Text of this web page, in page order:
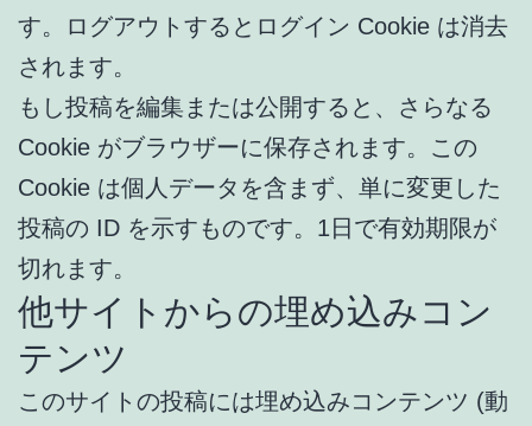
す。ログアウトするとログイン Cookie は消去
されます。
もし投稿を編集または公開すると、さらなる
Cookie がブラウザーに保存されます。この
Cookie は個人データを含まず、単に変更した
投稿の ID を示すものです。1日で有効期限が
切れます。
他サイトからの埋め込みコン
テンツ
このサイトの投稿には埋め込みコンテンツ (動